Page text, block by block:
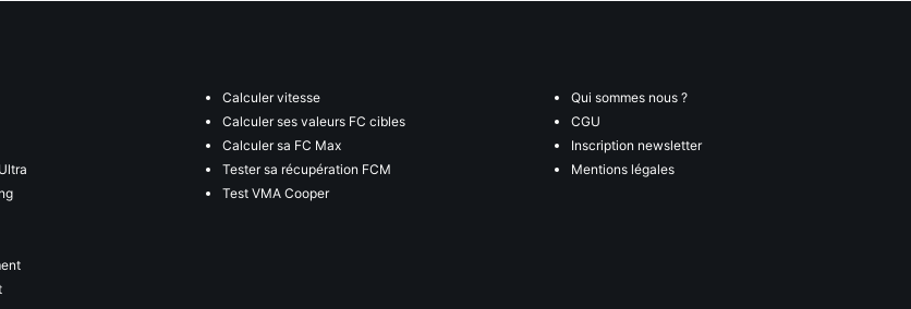
Calculer vitesse
Calculer ses valeurs FC cibles
Calculer sa FC Max
Tester sa récupération FCM
Test VMA Cooper
Qui sommes nous ?
CGU
Inscription newsletter
Mentions légales